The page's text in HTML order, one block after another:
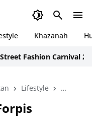
Khazanah
Fashion Carnival 2026:
Lifestyle